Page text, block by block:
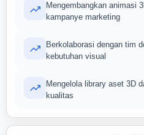
Mengembangkan animasi
kampanye marketing
Berkolaborasi dengan tim
kebutuhan visual
Mengelola library aset 3D
kualitas